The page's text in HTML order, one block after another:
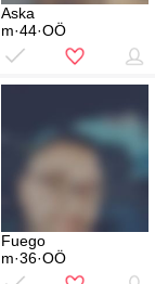
Aska
m·44·OÖ
Fuego
m·36·OÖ